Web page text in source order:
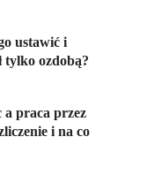
ustawić i
tylko ozdobą?
praca przez
i na co